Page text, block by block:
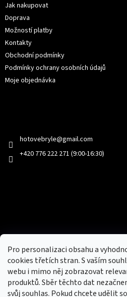
Pro personalizaci obsahu a
cookies třetích stran. S vaším
webu i mimo něj zobrazovat
produktů. Sběr těchto dat
svůj souhlas. Pokud chcete udělit
Jak nakupovat
Doprava
Možností platby
Kontakty
Obchodní podmínky
Podmínky ochrany osobních údajů
Moje objednávka
hotovebryle@gmail.com
+420 776 222 271 (9:00-16:30)